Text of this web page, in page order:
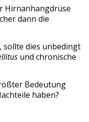
Hirnanhangdrüse
dann die
sollte dies unbedingt
und chronische
Bedeutung
haben?